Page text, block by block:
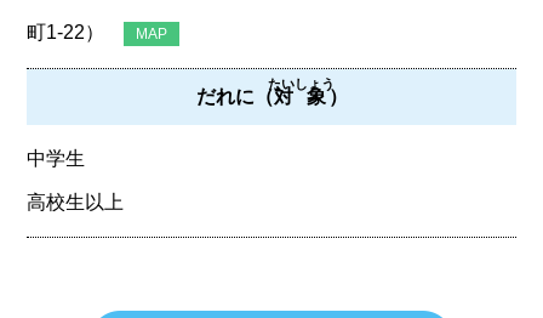
町1-22） MAP
だれに（対象
たいしょう
）
中学生
高校生以上